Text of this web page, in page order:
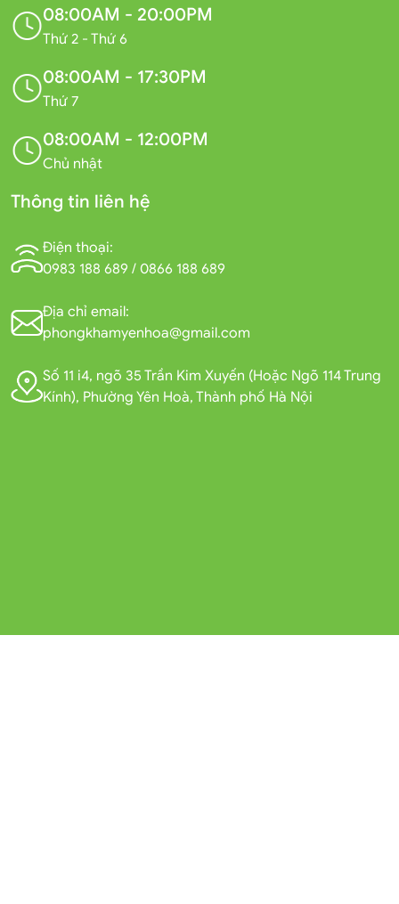
08:00AM - 20:00PM
Thứ 2 - Thứ 6
08:00AM - 17:30PM
Thứ 7
08:00AM - 12:00PM
Chủ nhật
Thông tin liên hệ
Điện thoại:
0983 188 689 / 0866 188 689
Địa chỉ email:
phongkhamyenhoa@gmail.com
Số 11 i4, ngõ 35 Trần Kim Xuyến (Hoặc Ngõ 114 Trung
Kính), Phường Yên Hoà, Thành phố Hà Nội